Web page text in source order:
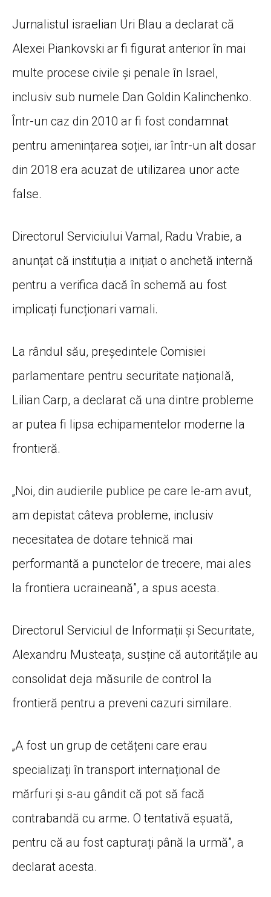
Jurnalistul israelian Uri Blau a declarat că
Alexei Piankovski ar fi figurat anterior în mai
multe procese civile și penale în Israel,
inclusiv sub numele Dan Goldin Kalinchenko.
Într-un caz din 2010 ar fi fost condamnat
pentru amenințarea soției, iar într-un alt dosar
din 2018 era acuzat de utilizarea unor acte
false.
Directorul Serviciului Vamal, Radu Vrabie, a
anunțat că instituția a inițiat o anchetă internă
pentru a verifica dacă în schemă au fost
implicați funcționari vamali.
La rândul său, președintele Comisiei
parlamentare pentru securitate națională,
Lilian Carp, a declarat că una dintre probleme
ar putea fi lipsa echipamentelor moderne la
frontieră.
„Noi, din audierile publice pe care le-am avut,
am depistat câteva probleme, inclusiv
necesitatea de dotare tehnică mai
performantă a punctelor de trecere, mai ales
la frontiera ucraineană”, a spus acesta.
Directorul Serviciul de Informații și Securitate,
Alexandru Musteața, susține că autoritățile au
consolidat deja măsurile de control la
frontieră pentru a preveni cazuri similare.
„A fost un grup de cetățeni care erau
specializați în transport internațional de
mărfuri și s-au gândit că pot să facă
contrabandă cu arme. O tentativă eșuată,
pentru că au fost capturați până la urmă”, a
declarat acesta.